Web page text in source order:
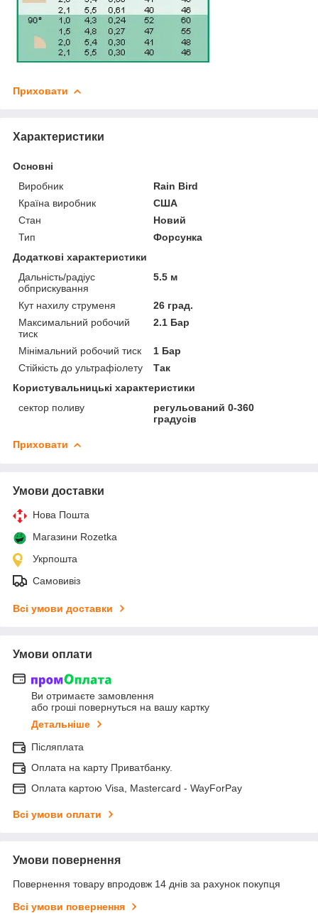
Приховати
Характеристики
Основні
Виробник
Rain Bird
Країна виробник
США
Стан
Новий
Тип
Форсунка
Додаткові характеристики
Дальність/радіус
обприскування
5.5 м
Кут нахилу струменя
26 град.
Максимальний робочий
тиск
2.1 Бар
Мінімальний робочий тиск
1 Бар
Стійкість до ультрафіолету
Так
Користувальницькі характеристики
сектор поливу
регульований 0-360
градусів
Приховати
Умови доставки
Нова Пошта
Магазини Rozetka
Укрпошта
Самовивіз
Всі умови доставки
Умови оплати
Ви отримаєте замовлення
або гроші повернуться на вашу картку
Детальніше
Післяплата
Оплата на карту Приватбанку.
Оплата картою Visa, Mastercard - WayForPay
Всі умови оплати
Умови повернення
Повернення товару впродовж 14 днів за рахунок покупця
Всі умови повернення